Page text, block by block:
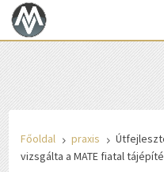
Főoldal 5 praxis 5
vizsgálta a MATE fiatal